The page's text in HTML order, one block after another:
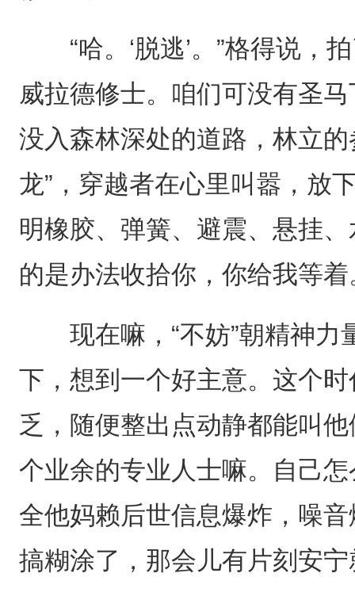
“哈。‘脱逃’。”格得说，
威拉德修士。咱们可没有圣
没入森林深处的道路，林立
龙”，穿越者在心里叫嚣，
明橡胶、弹簧、避震、悬挂
的是办法收拾你，你给我等着
现在嘛，“不妨”朝精神力
下，想到一个好主意。这个
乏，随便整出点动静都能叫
个业余的专业人士嘛。自己
全他妈赖后世信息爆炸，噪
搞糊涂了，那会儿有片刻安